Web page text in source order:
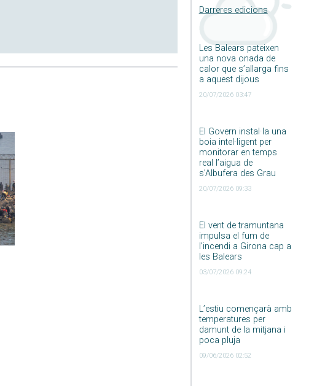
Darreres edicions
Les Balears pateixen
una nova onada de
calor que s’allarga fins
a aquest dijous
20/07/2026 03:47
El Govern instal·la una
boia intel·ligent per
monitorar en temps
real l’aigua de
s’Albufera des Grau
20/07/2026 09:33
El vent de tramuntana
impulsa el fum de
l’incendi a Girona cap a
les Balears
03/07/2026 09:24
L’estiu començarà amb
temperatures per
damunt de la mitjana i
poca pluja
09/06/2026 02:52